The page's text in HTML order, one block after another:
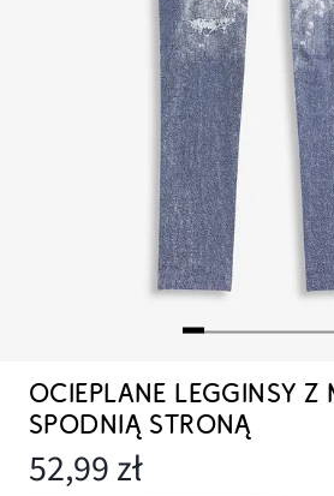
OCIEPLANE LEGGINSY Z
SPODNIĄ STRONĄ
52,99 zł